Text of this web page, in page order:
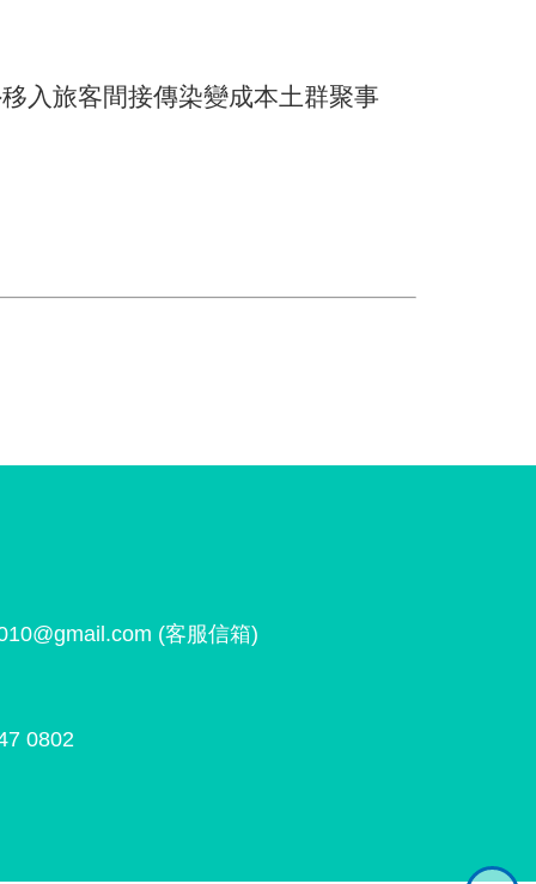
入旅客間接傳染變成本土群聚事
(客服信箱)
0802